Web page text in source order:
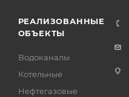
РЕАЛИЗОВАННЫЕ
ОБЪЕКТЫ
Водоканалы
Котельные
Нефтегазовые